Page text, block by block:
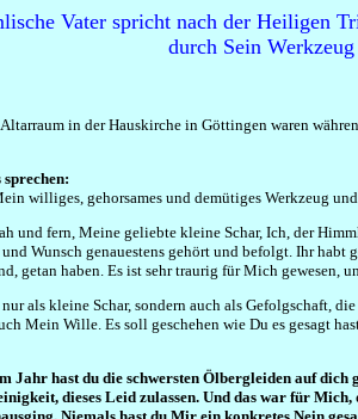
Vater spricht nach der Heiligen
durch Sein
in der Hauskirche in Göttingen waren
williges, gehorsames und demütiges Werkzeug
fern, Meine geliebte kleine Schar, Ich, der
Wunsch genauestens gehört und befolgt. Ihr
getan haben. Es ist sehr traurig für Mich gewesen,
als kleine Schar, sondern auch als Gefolgschaft,
Mein Wille. Es soll geschehen wie Du es gesagt
Jahr hast du die schwersten Ölbergleiden auf
dieses Leid zulassen. Und das war für